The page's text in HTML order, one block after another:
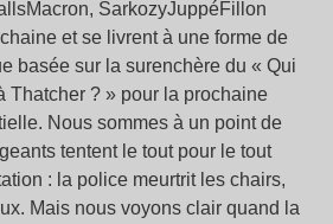
SarkozyJuppéFillon
et se livrent à une forme de
basée sur la surenchère du « Qui
Thatcher ? » pour la prochaine
Nous sommes à un point de
tentent le tout pour le tout
: la police meurtrit les chairs,
Mais nous voyons clair quand la